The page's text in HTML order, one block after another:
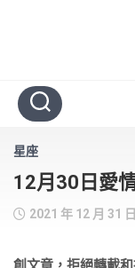
星座
12月30日愛
2021 年 12 月 31 日